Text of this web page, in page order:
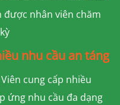
được nhân viên chăm
nhu cầu an táng
cung cấp nhiều
ứng nhu cầu đa dạng